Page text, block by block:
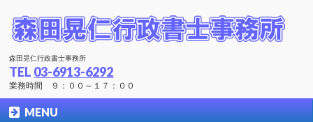
森田晃仁行政書士事務所
TEL 03-6913-6292
業務時間 ９：００～１７：００
MENU